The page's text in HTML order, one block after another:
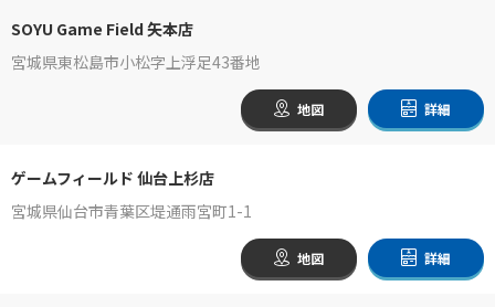
SOYU Game Field 矢本店
宮城県東松島市小松字上浮足43番地
地図 詳細
ゲームフィールド 仙台上杉店
宮城県仙台市青葉区堤通雨宮町1-1
地図 詳細